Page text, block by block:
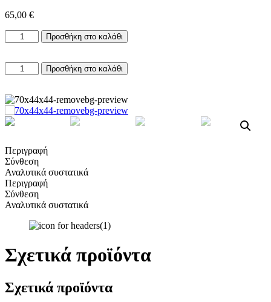
65,00 €
Σπιτάκι
Σκύλου
Igloo
103x66x66
Προσθήκη στο καλάθι
Σπιτάκι
Σκύλου
Igloo
103x66x66
ποσότητα
Προσθήκη στο καλάθι
Περιγραφή
Σύνθεση
Αναλυτικά συστατικά
Περιγραφή
Σύνθεση
Αναλυτικά συστατικά
Σχετικά προϊόντα
Σχετικά προϊόντα